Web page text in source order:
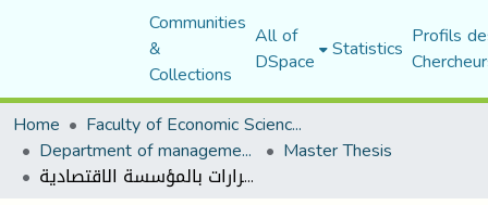
Communities
&
Collections
All of
DSpace Statistics Profils
Home
Faculty of Economic Sciences, Commerce and Management Sciences
Department of management sciences Master Thesis
دور لوحة القيادة في المساعدة على اتخاذ القرارات بالمؤسسة الاقتصادية